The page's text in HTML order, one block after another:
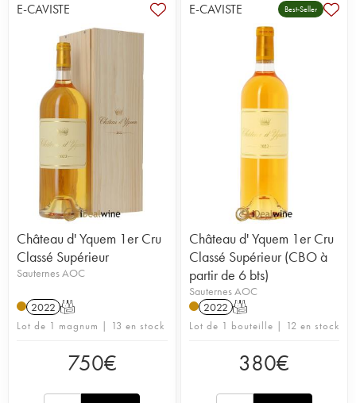
E-CAVISTE
Château d' Yquem 1er Cru
Classé Supérieur
Sauternes AOC
2022 T
Lot de 1 magnum | 13 en stock
750€
E-CAVISTE Best-Seller
Château d' Yquem 1er Cru
Classé Supérieur (CBO à
partir de 6 bts)
Sauternes AOC
2022 T
Lot de 1 bouteille | 12 en stock
380€